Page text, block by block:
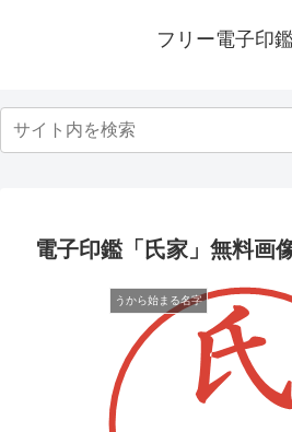
フリー電子印
電子印鑑「氏家」無料画
うから始まる名字